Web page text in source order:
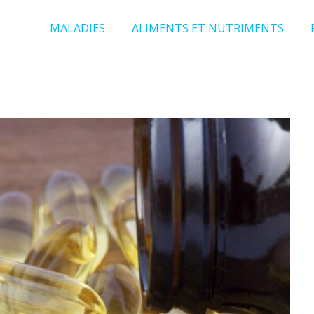
MALADIES ALIMENTS ET NUTRIMENTS